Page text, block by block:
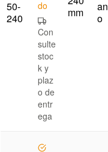
50-
240
do
Con
sulte
stoc
k y
plaz
o de
entr
ega
mm
an
o